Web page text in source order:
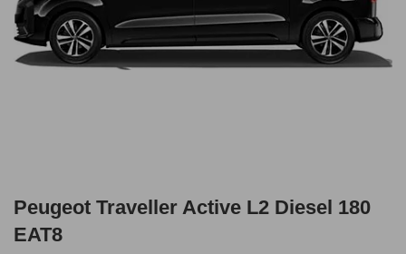
Peugeot Traveller Active L2 Diesel 180
EAT8